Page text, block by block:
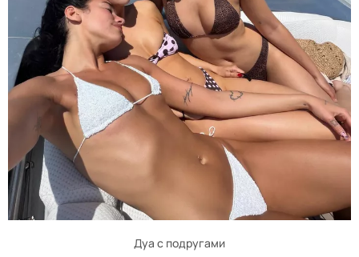
Дуа с подругами